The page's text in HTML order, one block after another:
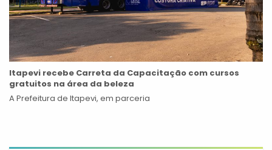
Itapevi recebe Carreta da Capacitação com cursos
gratuitos na área da beleza
A Prefeitura de Itapevi, em parceria